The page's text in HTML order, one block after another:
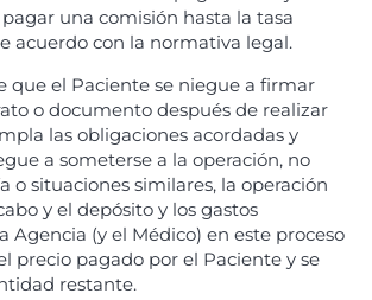
una comisión hasta la tasa
acuerdo con la normativa legal.
que el Paciente se niegue a firmar
o documento después de realizar
las obligaciones acordadas y
a someterse a la operación, no
o situaciones similares, la operación
y el depósito y los gastos
Agencia (y el Médico) en este proceso
precio pagado por el Paciente y se
restante.